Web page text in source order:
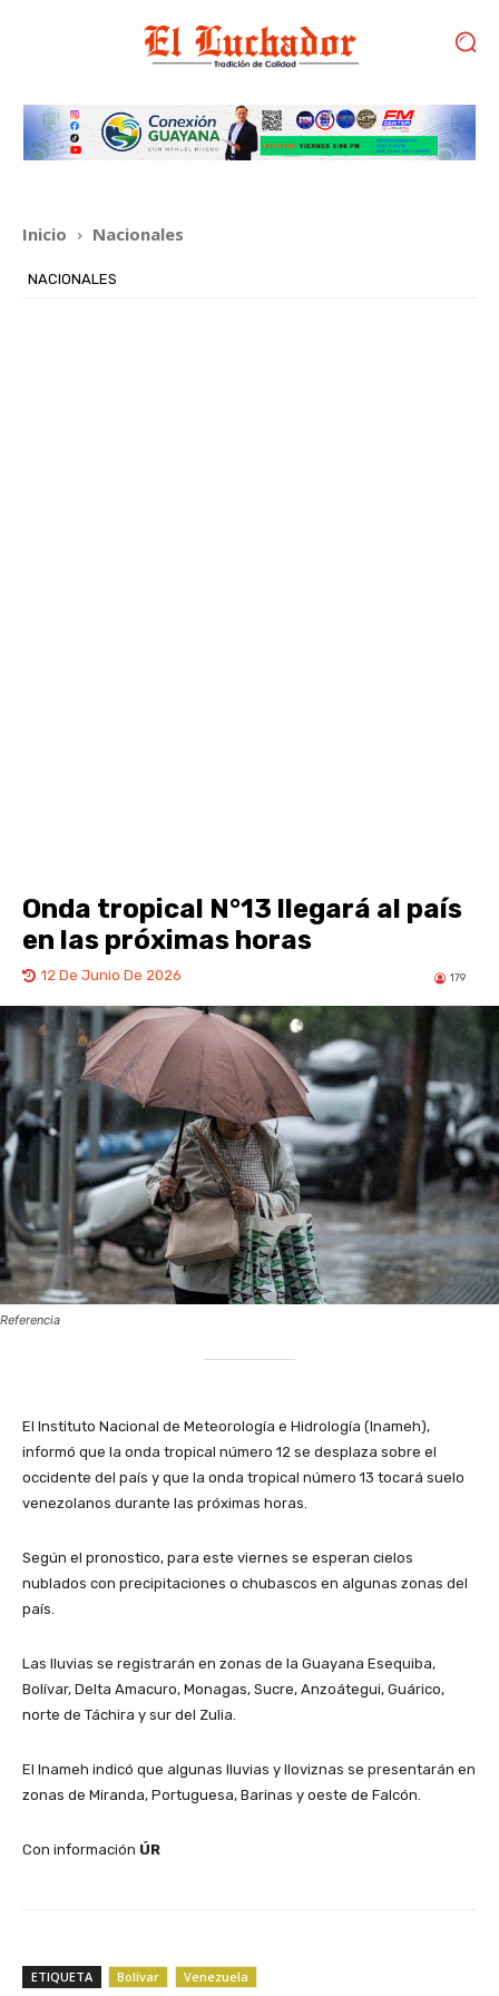
Inicio Nacionales
NACIONALES
Onda tropical N°13 llegará al país
en las próximas horas
12 De Junio De 2026 179
Referencia
El Instituto Nacional de Meteorología e Hidrología (Inameh),
informó que la onda tropical número 12 se desplaza sobre el
occidente del país y que la onda tropical número 13 tocará suelo
venezolanos durante las próximas horas.
Según el pronostico, para este viernes se esperan cielos
nublados con precipitaciones o chubascos en algunas zonas del
país.
Las lluvias se registrarán en zonas de la Guayana Esequiba,
Bolívar, Delta Amacuro, Monagas, Sucre, Anzoátegui, Guárico,
norte de Táchira y sur del Zulia.
El Inameh indicó que algunas lluvias y lloviznas se presentarán en
zonas de Miranda, Portuguesa, Barinas y oeste de Falcón.
Con información ÚR
ETIQUETA Bolívar Venezuela